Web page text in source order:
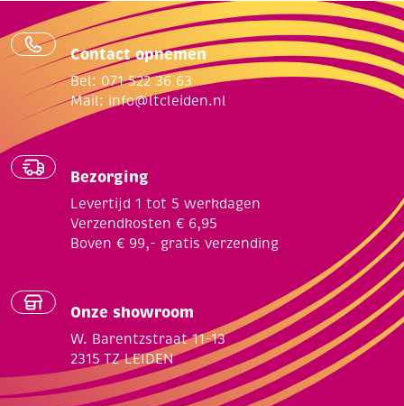
Contact opnemen
Bel: 071 522 36 63
Mail: info@ltcleiden.nl
Bezorging
Levertijd 1 tot 5 werkdagen
Verzendkosten € 6,95
Boven € 99,- gratis verzending
Onze showroom
W. Barentzstraat 11-13
2315 TZ LEIDEN